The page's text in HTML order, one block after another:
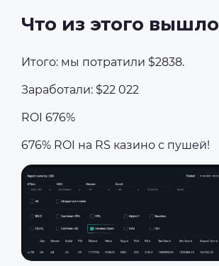
Что из этого вышло
Итого: мы потратили $2838.
Заработали: $22 022
ROI 676%
676% ROI на RS казино с пушей!